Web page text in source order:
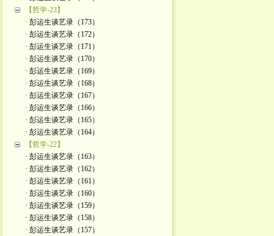
【哲学-23】
· 彭运生谈艺录（173）
· 彭运生谈艺录（172）
· 彭运生谈艺录（171）
· 彭运生谈艺录（170）
· 彭运生谈艺录（169）
· 彭运生谈艺录（168）
· 彭运生谈艺录（167）
· 彭运生谈艺录（166）
· 彭运生谈艺录（165）
· 彭运生谈艺录（164）
【哲学-22】
· 彭运生谈艺录（163）
· 彭运生谈艺录（162）
· 彭运生谈艺录（161）
· 彭运生谈艺录（160）
· 彭运生谈艺录（159）
· 彭运生谈艺录（158）
· 彭运生谈艺录（157）